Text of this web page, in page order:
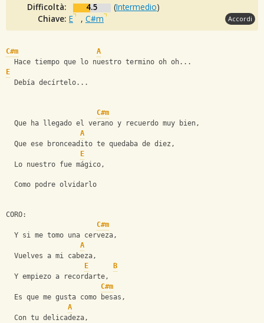
Difficoltà:
4.5 (Intermedio)
Chiave: E , C#m Accordi
C#m
A
  Hace tiempo que lo nuestro termino oh oh...
E
  Debía decírtelo...
C#m
  Que ha llegado el verano y recuerdo muy bien,
A
  Que ese bronceadito te quedaba de diez,
E
  Lo nuestro fue mágico,
  Como podre olvidarlo
CORO:
C#m
  Y si me tomo una cerveza,
A
  Vuelves a mi cabeza,
E
B
  Y empiezo a recordarte,
C#m
  Es que me gusta como besas,
A
  Con tu delicadeza,